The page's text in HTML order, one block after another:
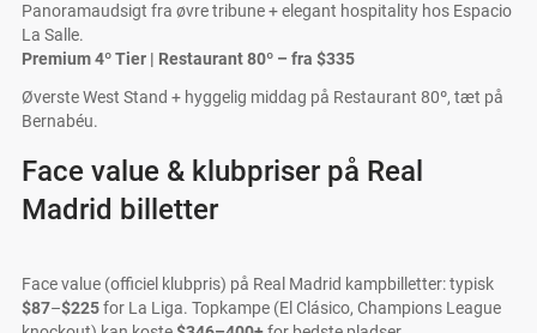
Panoramaudsigt fra øvre tribune + elegant hospitality hos Espacio
La Salle.
Premium 4º Tier | Restaurant 80º – fra $335
Øverste West Stand + hyggelig middag på Restaurant 80º, tæt på
Bernabéu.
Face value & klubpriser på Real
Madrid billetter
Face value (officiel klubpris) på Real Madrid kampbilletter: typisk
$87–$225for La Liga. Topkampe (El Clásico, Champions League